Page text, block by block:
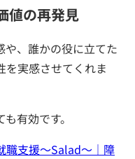
値の再発見
や、誰かの役に立てた
を実感させてくれま
有効です。
職支援〜Salad〜｜障